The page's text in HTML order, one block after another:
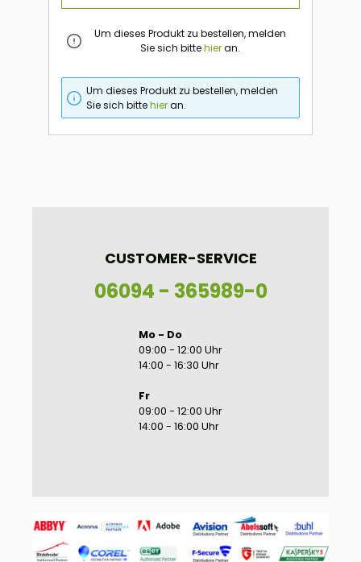
CUSTOMER-SERVICE
06094 - 365989-0
Mo - Do
09:00 - 12:00 Uhr
14:00 - 16:30 Uhr
Fr
09:00 - 12:00 Uhr
14:00 - 16:00 Uhr
Um dieses Produkt zu bestellen, melden
Sie sich bittehieran.
Um dieses Produkt zu bestellen, melden
Sie sich bittehieran.